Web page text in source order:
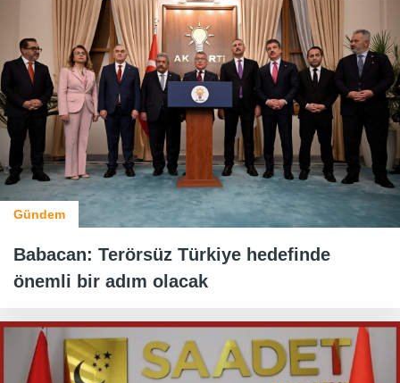
Gündem
Babacan: Terörsüz Türkiye hedefinde
önemli bir adım olacak